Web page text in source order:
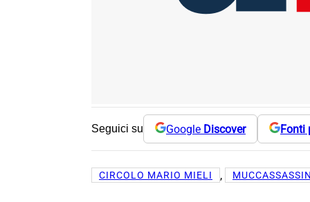
Seguici su Google Discover Fonti
CIRCOLO MARIO MIELI ,